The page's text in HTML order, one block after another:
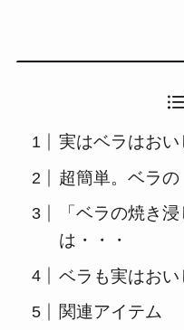
実はベラはおい
超簡単。ベラ
「ベラの焼き
は・・・
ベラも実はおい
関連アイテム